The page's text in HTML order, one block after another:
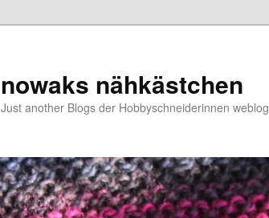
nowaks nähkästchen
Just another Blogs der Hobbyschneiderinnen weblog